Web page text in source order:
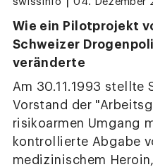
Wie ein Pilotprojekt
Schweizer
veränderte
Am 30.11.1993 stellte
Vorstand der
risikoarmen Umgang
kontrollierte Abgabe
medizinischem